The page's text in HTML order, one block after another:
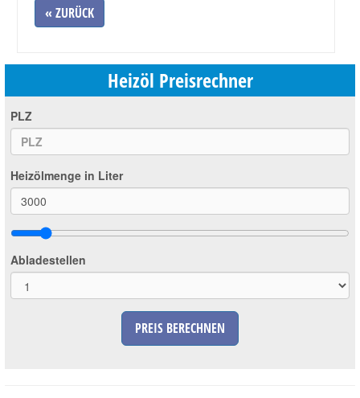
« ZURÜCK
Heizöl Preisrechner
PLZ
Heizölmenge in Liter
Abladestellen
PREIS BERECHNEN